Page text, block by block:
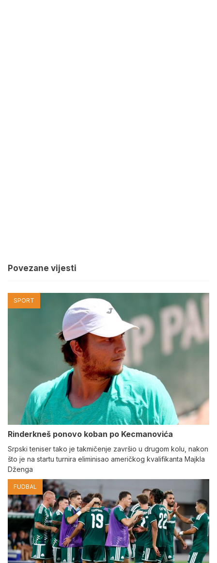
Povezane vijesti
SPORT
Rinderkneš ponovo koban po Kecmanovića
Srpski teniser tako je takmičenje završio u drugom kolu, nakon
što je na startu turnira eliminisao američkog kvalifikanta Majkla
Dženga
FUDBAL